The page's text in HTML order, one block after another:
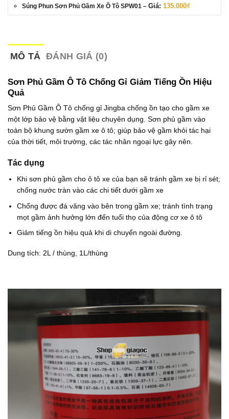
Súng Phun Sơn Phủ Gầm Xe Ô Tô SPW01 – Giá: 135.000₫
MÔ TẢ ĐÁNH GIÁ (0)
Sơn Phủ Gầm Ô Tô Chống Gỉ Giảm Tiếng Ồn Hiệu
Quả
Sơn Phủ Gầm Ô Tô chống gỉ Jingba chống ồn tạo cho gầm xe
một lớp bảo vệ bằng vật liệu chuyên dụng. Sơn phủ gầm vào
toàn bộ khung sườn gầm xe ô tô; giúp bảo vệ gầm khỏi tác hại
của thời tiết, môi trường, các tác nhân ngoại lực gây nên.
Tác dụng
Khi sơn phủ gầm cho ô tô xe của bạn sẽ tránh gầm xe bị rỉ sét;
chống nước tràn vào các chi tiết dưới gầm xe
Chống được đá văng vào bên trong gầm xe; tránh tình trạng
mọt gầm ảnh hưởng lớn đến tuổi thọ của động cơ xe ô tô
Giảm tiếng ồn hiệu quả khi di chuyển ngoài đường.
Dung tích: 2L / thùng, 1L/thùng